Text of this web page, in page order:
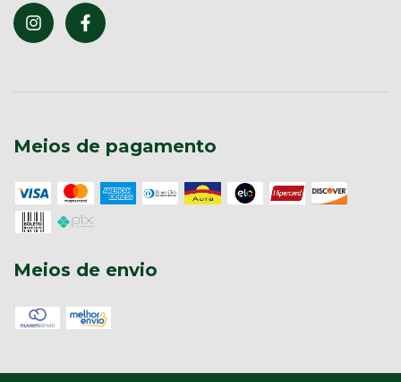
Meios de pagamento
Meios de envio